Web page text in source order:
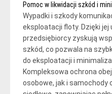
Pomoc w likwidacji szkód i
Wypadki i szkody
eksploatacji floty. Dzięki jej
przedsiębiorcy zyskują
szkód, co pozwala na
do eksploatacji i
Kompleksowa ochrona
osobowe, jak i samochody